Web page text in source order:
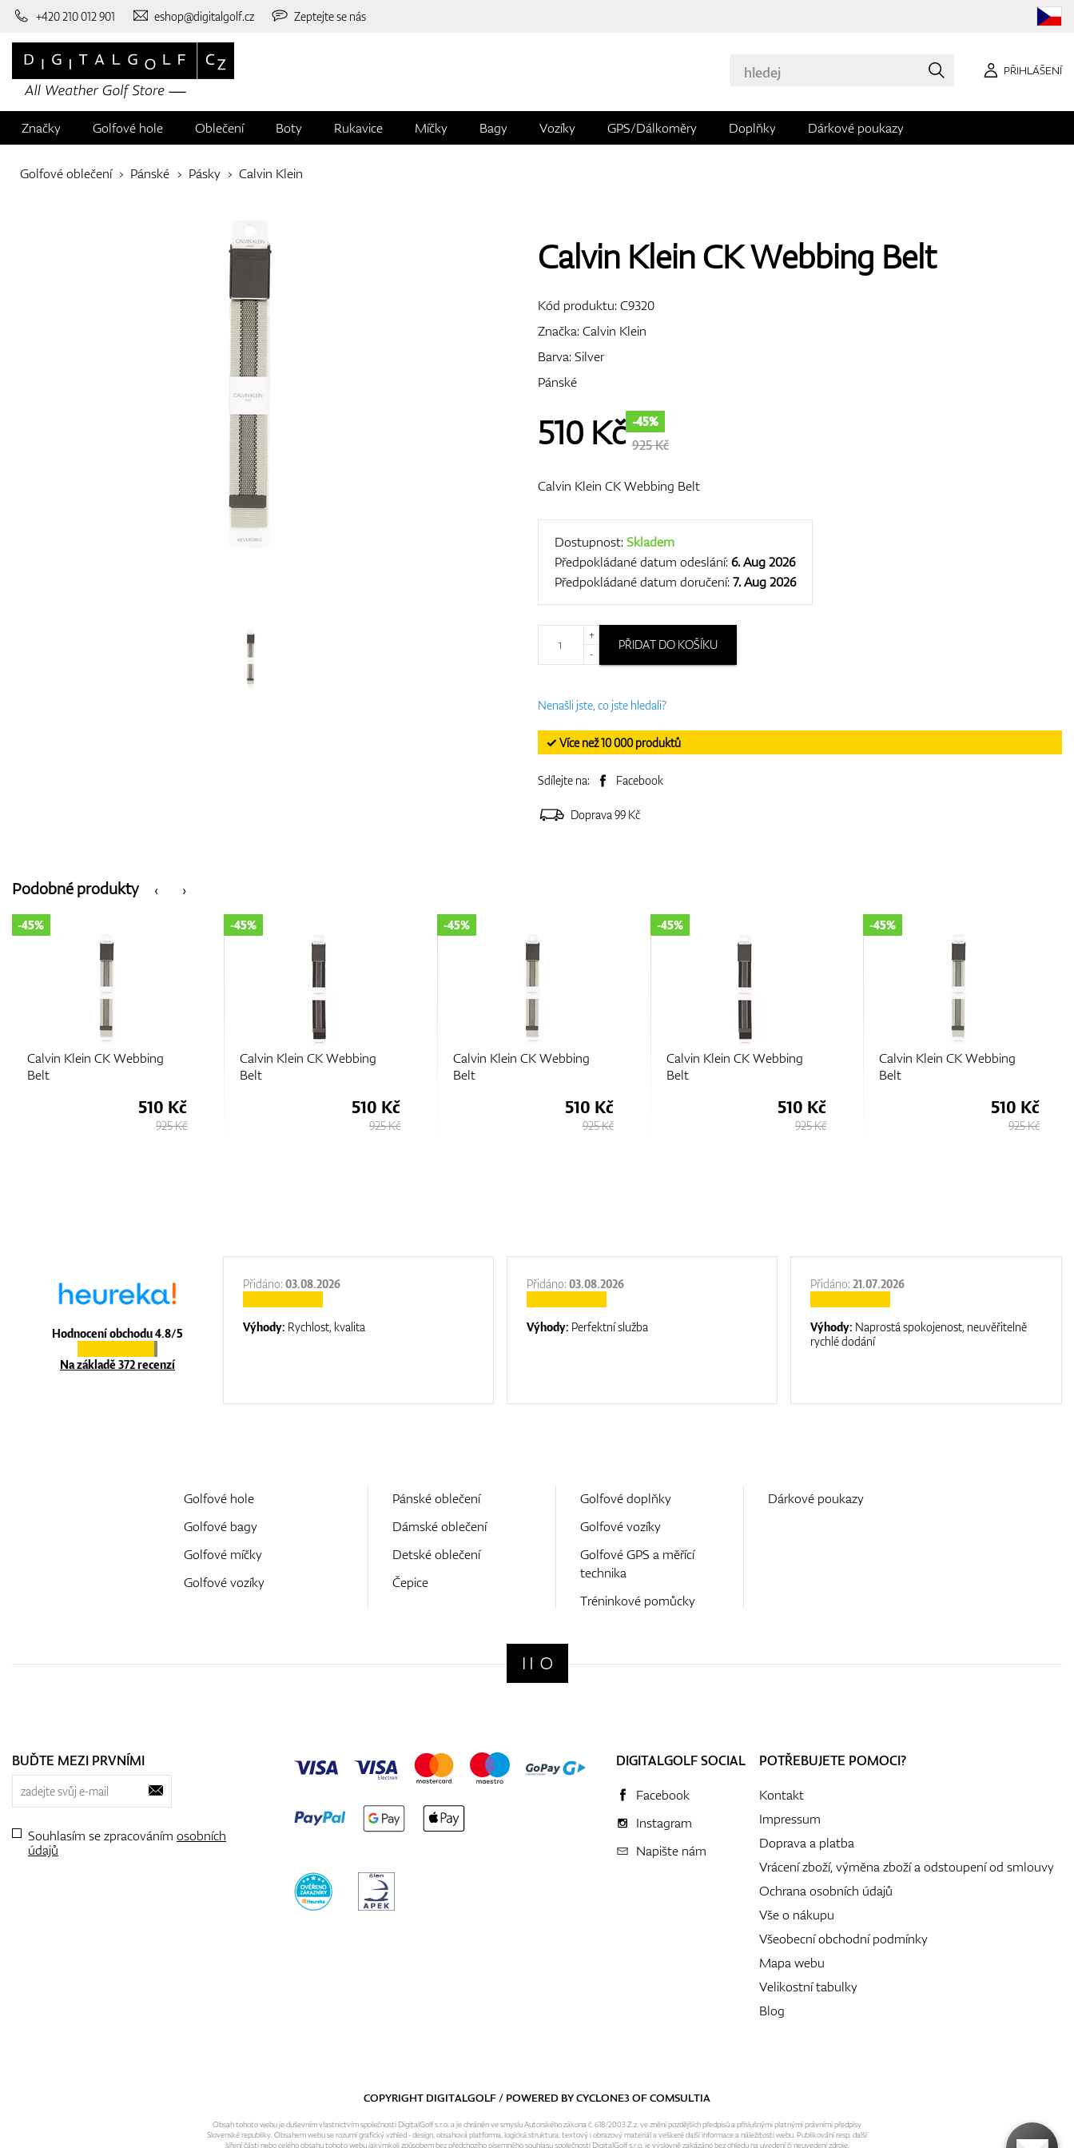
+420 210 012 901 eshop@digitalgolf.cz Zeptejte se nás
PŘIHLÁŠENÍ
Značky Golfové hole Oblečení Boty Rukavice Míčky Bagy Vozíky GPS/Dálkoměry Doplňky Dárkové poukazy
Golfové oblečení Pánské Pásky Calvin Klein
Calvin Klein CK Webbing Belt
Kód produktu:C9320
Značka:Calvin Klein
Barva: Silver
Pánské
510Kč -45%
925 Kč
Calvin Klein CK Webbing Belt
Dostupnost:Skladem
Předpokládané datum odeslání:6. Aug 2026
Předpokládané datum doručení:7. Aug 2026
+
-
PŘIDAT DO KOŠÍKU
Nenašli jste, co jste hledali?
✓ Více než 10 000 produktů
Sdílejte na: Facebook
Doprava 99 Kč
‹
Podobné produkty ›
Calvin Klein CK Webbing
-45%
510 Kč
925 Kč
Calvin Klein CK Webbing
-45%
510 Kč
925 Kč
Calvin Klein CK Webbing
-45%
510 Kč
925 Kč
Calvin Klein CK Webbing
-45%
510 Kč
925 Kč
Calvin Klein CK Webbing
-45%
510 Kč
925 Kč
Hodnocení obchodu 4.8/5
Na základě 372 recenzí
Přidáno:03.08.2026
Výhody: Rychlost, kvalita
Přidáno:03.08.2026
Výhody: Perfektní služba
Přidáno:21.07.2026
Výhody: Naprostá spokojenost, neuvěřitelně
rychlé dodání
Golfové hole
Golfové bagy
Golfové míčky
Golfové vozíky
Pánské oblečení
Dámské oblečení
Detské oblečení
Čepice
Golfové doplňky
Golfové vozíky
Golfové GPS a měřící
technika
Tréninkové pomůcky
Dárkové poukazy
BUĎTE MEZI PRVNÍMI
Souhlasím se zpracováním osobních
údajů
DIGITALGOLF SOCIAL
Facebook
Instagram
Napište nám
POTŘEBUJETE POMOCI?
Kontakt
Impressum
Doprava a platba
Vrácení zboží, výměna zboží a odstoupení od smlouvy
Ochrana osobních údajů
Vše o nákupu
Všeobecní obchodní podmínky
Mapa webu
Velikostní tabulky
Blog
COPYRIGHT DIGITALGOLF / POWERED BYCYCLONE3OFCOMSULTIA
Obsah tohoto webu je duševním vlastnictvím společnosti DigitalGolf s.r.o. a je chráněn ve smyslu Autorského zákona č. 618/2003 Z.z. ve znění pozdějších předpisů a příslušnými platnými právními předpisy
Slovenské republiky. Obsahem webu se rozumí grafický vzhled - design, obsahová platforma, logická struktura, textový i obrazový materiál a veškeré další informace a náležitosti webu. Publikování resp. další
šíření části nebo celého obsahu tohoto webu jakýmkoli způsobem bez předchozího písemného souhlasu společnosti DigitalGolf s.r.o. je výslovně zakázáno bez ohledu na uvedení či neuvedení zdroje.